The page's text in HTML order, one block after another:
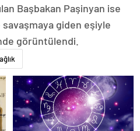
Başbakan Paşinyan ise
giden eşiyle
görüntülendi.